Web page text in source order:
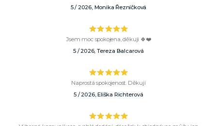
5 / 2026, Monika Řezníčková
Jsem moc spokojena, děkuji 🍀❤️
5 / 2026, Tereza Balcarová
Naprostá spokojenost. Děkuji
5 / 2026, Eliška Richterová